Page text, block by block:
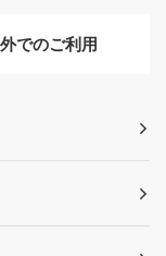
でのご利用